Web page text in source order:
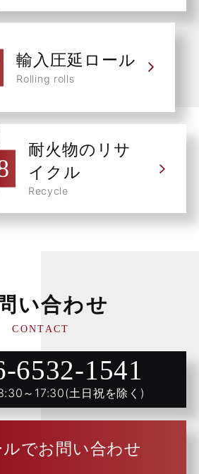
輸入圧延ロール
Rolling rolls
耐火物のリサ
イクル
Recycle
い合わせ
CONTACT
6532-1541
～17:30(土日祝を除く)
ルでお問い合わせ